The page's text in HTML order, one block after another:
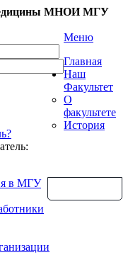
МНОИ МГУ
Меню
Главная
Наш
Факультет
О
факультете
История
в МГУ